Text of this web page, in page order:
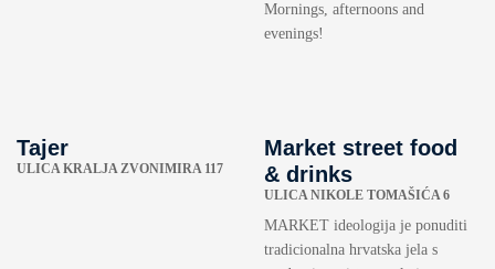
Mornings, afternoons and
evenings!
Tajer
ULICA KRALJA ZVONIMIRA 117
Market street food
& drinks
ULICA NIKOLE TOMAŠIĆA 6
MARKET ideologija je ponuditi
tradicionalna hrvatska jela s